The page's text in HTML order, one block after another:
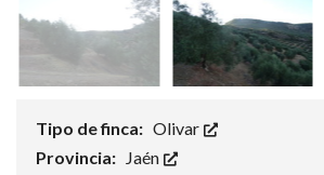
Tipo de finca: Olivar
Provincia: Jaén